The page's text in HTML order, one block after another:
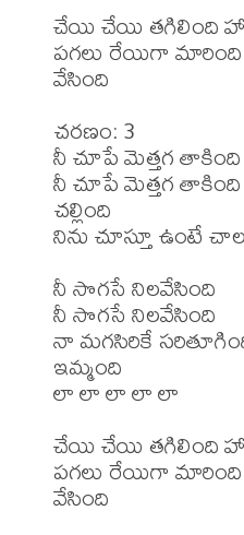
చేయి చేయి తగిలింది
పగలు రేయిగా మారింది
వేసింది
చరణం: 3
నీ చూపే మెత్తగ తాకింది
నీ చూపే మెత్తగ తాకింది
చల్లింది
నిను చూస్తూ ఉంటే
నీ సొగసే నిలవేసింది
నీ సొగసే నిలవేసింది
నా మగసిరికే
ఇమ్మంది
లా లా లా లా లా
చేయి చేయి తగిలింది
పగలు రేయిగా మారింది
వేసింది